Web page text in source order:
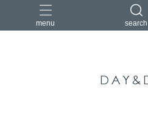
menu search
棉麻